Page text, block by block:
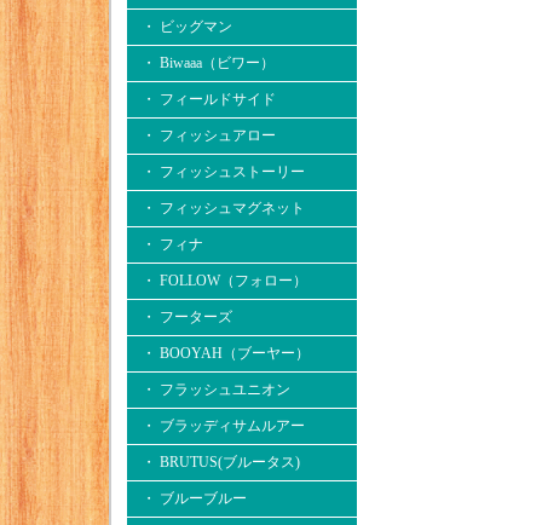
・ ビッグマン
・ Biwaaa（ビワー）
・ フィールドサイド
・ フィッシュアロー
・ フィッシュストーリー
・ フィッシュマグネット
・ フィナ
・ FOLLOW（フォロー）
・ フーターズ
・ BOOYAH（ブーヤー）
・ フラッシュユニオン
・ ブラッディサムルアー
・ BRUTUS(ブルータス)
・ ブルーブルー